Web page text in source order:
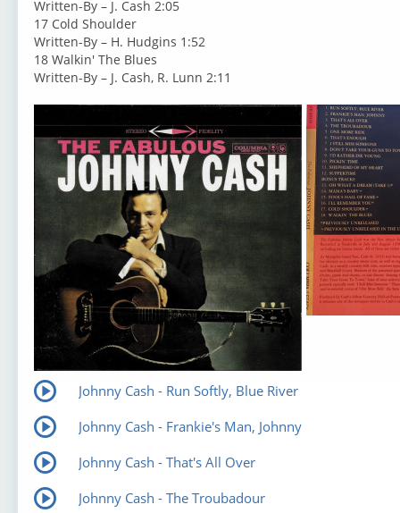
Written-By – J. Cash 2:05
17 Cold Shoulder
Written-By – H. Hudgins 1:52
18 Walkin' The Blues
Written-By – J. Cash, R. Lunn 2:11
Johnny Cash - Run Softly, Blue River
Johnny Cash - Frankie's Man, Johnny
Johnny Cash - That's All Over
Johnny Cash - The Troubadour